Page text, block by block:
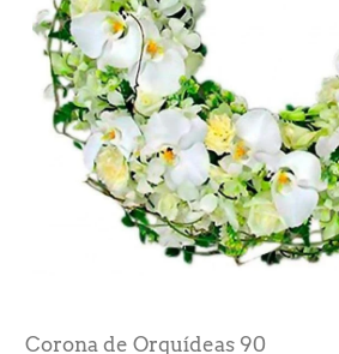
Corona de Orquídeas 90